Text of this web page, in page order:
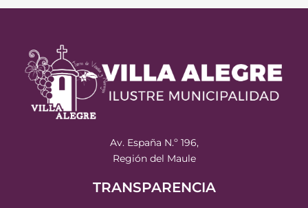
Av. España N.º 196,
Región del Maule
TRANSPARENCIA